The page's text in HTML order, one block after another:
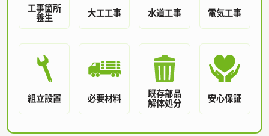
工事箇所
養生 大工工事 水道工事 電気工事
組立設置 必要材料 既存部品
解体処分 安心保証